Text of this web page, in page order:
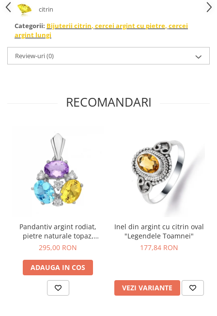
citrin
Categorii: Bijuterii citrin, cercei argint cu pietre, cercei
argint lungi
Review-uri(0)
RECOMANDARI
Pandantiv argint rodiat,
pietre naturale topaz,
ametist, citrin
295,00 RON
ADAUGA IN COS
Inel din argint cu citrin oval
"Legendele Toamnei"
177,84 RON
VEZI VARIANTE